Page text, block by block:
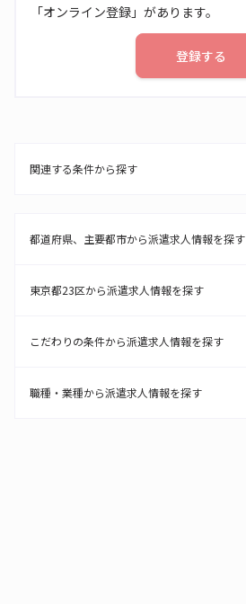
「オンライン登録」があります。
登録する
関連する条件から探す
都道府県、主要都市から派遣求人情報を探す
東京都23区から派遣求人情報を探す
こだわりの条件から派遣求人情報を探す
職種・業種から派遣求人情報を探す